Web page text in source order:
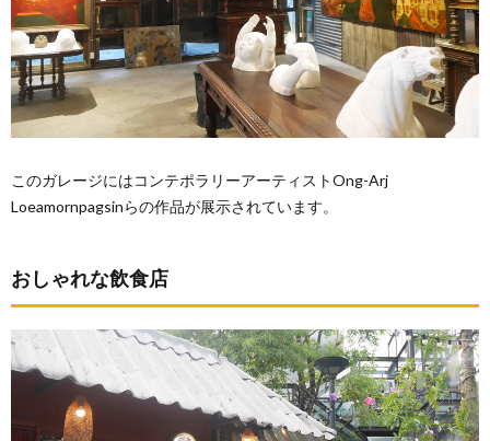
このガレージにはコンテポラリーアーティストOng-Arj
Loeamornpagsinらの作品が展示されています。
おしゃれな飲食店